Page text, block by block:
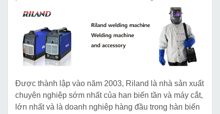
Được thành lập vào năm 2003, Riland là nhà sản xuất
chuyên nghiệp sớm nhất của han biến tần và máy cắt,
lớn nhất và là doanh nghiệp hàng đầu trong hàn biến